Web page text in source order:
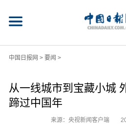
中国日报网 > 要闻 >
从一线城市到宝藏小城
蹄过中国年
来源：央视新闻客户端